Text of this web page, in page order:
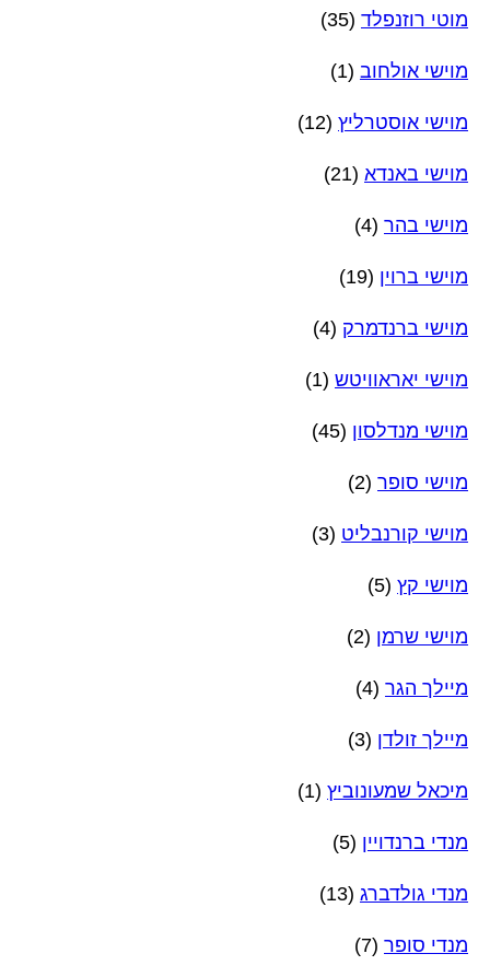
מוטי רוזנפלד (35)
מוישי אולחוב (1)
מוישי אוסטרליץ (12)
מוישי באנדא (21)
מוישי בהר (4)
מוישי ברוין (19)
מוישי ברנדמרק (4)
מוישי יאראוויטש (1)
מוישי מנדלסון (45)
מוישי סופר (2)
מוישי קורנבליט (3)
מוישי קץ (5)
מוישי שרמן (2)
מיילך הגר (4)
מיילך זולדן (3)
מיכאל שמעונוביץ (1)
מנדי ברנדויין (5)
מנדי גולדברג (13)
מנדי סופר (7)